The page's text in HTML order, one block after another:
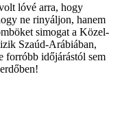
lóvé arra, hogy
ne rinyáljon, hanem
simogat a Közel-
Szaúd-Arábiában,
forróbb időjárástól sem